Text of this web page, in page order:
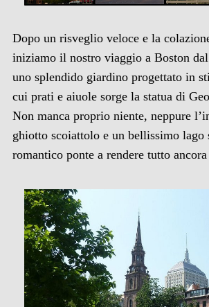
Dopo un risveglio veloce e la
iniziamo il nostro viaggio a Boston dal
uno splendido giardino progettato in
cui prati e aiuole sorge la statua di
Non manca proprio niente, neppure
ghiotto scoiattolo e un bellissimo lago
romantico ponte a rendere tutto